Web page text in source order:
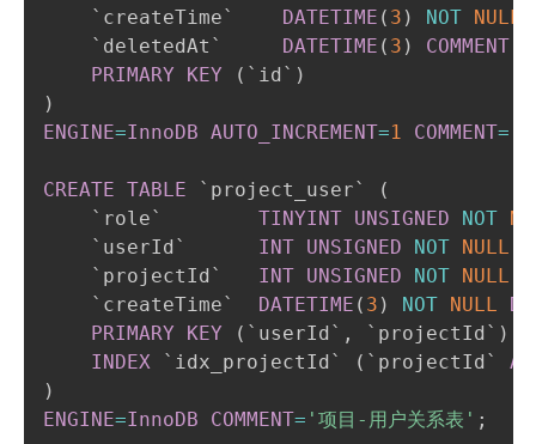
` createTime` DATETIME ( 3 ) NOT NULL
` deletedAt ` DATETIME ( 3 ) COMMENT
PRIMARY
KEY ( ` id ` )
)
ENGINE=InnoDB AUTO_INCREMENT=1 COMMENT=
CREATE TABLE ` project_user`
(
` role` TINYINT UNSIGNED NOT
` userId ` INT UNSIGNED NOT NULL
` projectId ` INT UNSIGNED NOT NULL
` createTime` DATETIME ( 3 ) NOT NULL
PRIMARY
KEY ( ` userId ` , ` projectId ` )
INDEX
` idx_projectId ` ( ` projectId `
)
ENGINE=InnoDB COMMENT= '项目-用户关系表' ;